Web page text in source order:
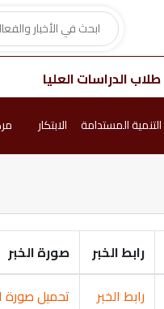
طلاب الدراسات العليا
التنمية المستدامة الابتكار
رابط الخبر صورة الخبر
رابط الخبر تحميل صورة